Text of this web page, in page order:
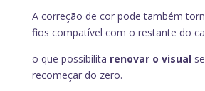
A correção de cor pode também
fios compatível com o restante do
o que possibilita renovar o visual
recomeçar do zero.